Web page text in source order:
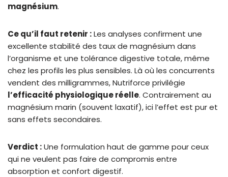
magnésium.
Ce qu’il faut retenir :Les analyses confirment une
excellente stabilité des taux de magnésium dans
l’organisme et une tolérance digestive totale, même
chez les profils les plus sensibles. Là où les concurrents
vendent des milligrammes, Nutriforce privilégie
l’efficacité physiologique réelle. Contrairement au
magnésium marin (souvent laxatif), ici l’effet est pur et
sans effets secondaires.
Verdict :Une formulation haut de gamme pour ceux
qui ne veulent pas faire de compromis entre
absorption et confort digestif.